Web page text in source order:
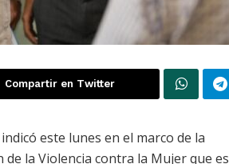
Compartir en Twitter
este lunes en el marco de la
la Violencia contra la Mujer que es